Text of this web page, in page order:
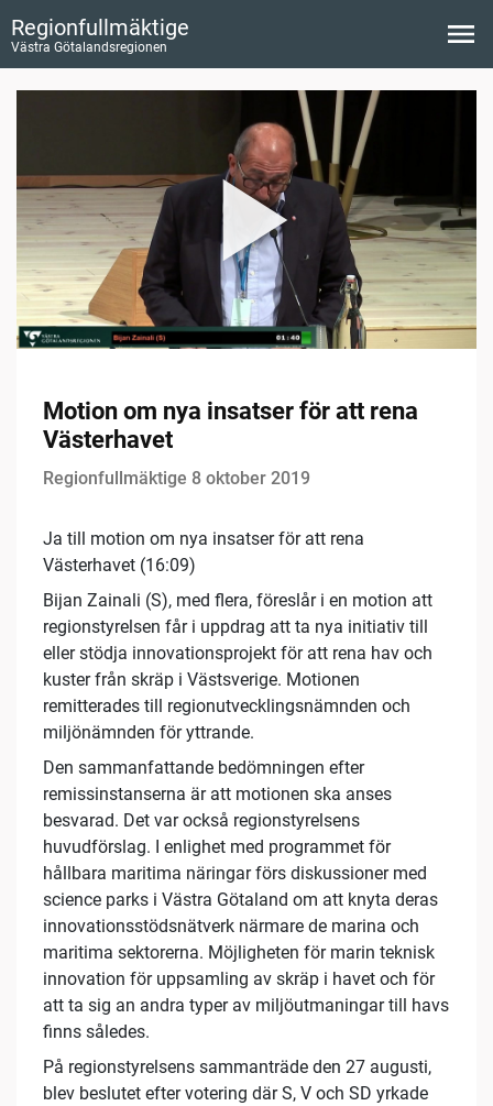
Regionfullmäktige
Västra Götalandsregionen
Motion om nya insatser för att rena
Västerhavet
Regionfullmäktige 8 oktober 2019
Ja till motion om nya insatser för att rena
Västerhavet (16:09)
Bijan Zainali (S), med flera, föreslår i en motion att
regionstyrelsen får i uppdrag att ta nya initiativ till
eller stödja innovationsprojekt för att rena hav och
kuster från skräp i Västsverige. Motionen
remitterades till regionutvecklingsnämnden och
miljönämnden för yttrande.
Den sammanfattande bedömningen efter
remissinstanserna är att motionen ska anses
besvarad. Det var också regionstyrelsens
huvudförslag. I enlighet med programmet för
hållbara maritima näringar förs diskussioner med
science parks i Västra Götaland om att knyta deras
innovationsstödsnätverk närmare de marina och
maritima sektorerna. Möjligheten för marin teknisk
innovation för uppsamling av skräp i havet och för
att ta sig an andra typer av miljöutmaningar till havs
finns således.
På regionstyrelsens sammanträde den 27 augusti,
blev beslutet efter votering där S, V och SD yrkade